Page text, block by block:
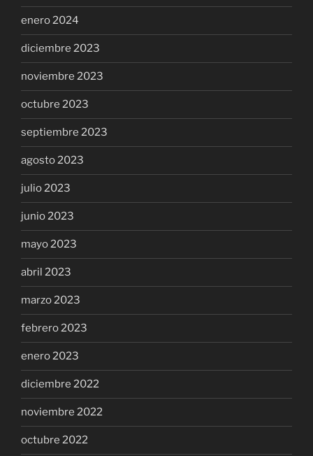
enero 2024
diciembre 2023
noviembre 2023
octubre 2023
septiembre 2023
agosto 2023
julio 2023
junio 2023
mayo 2023
abril 2023
marzo 2023
febrero 2023
enero 2023
diciembre 2022
noviembre 2022
octubre 2022